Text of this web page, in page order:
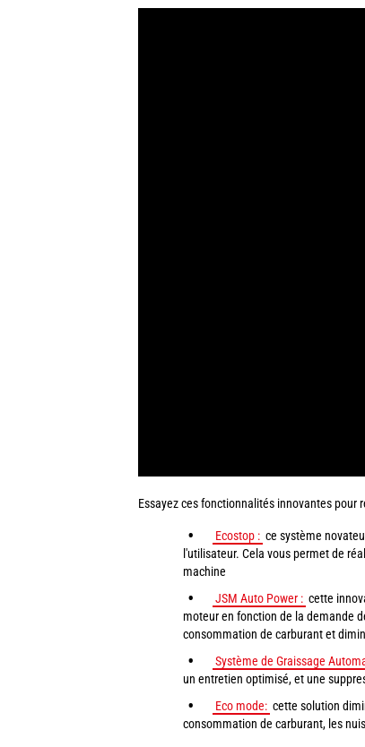
Essayez ces fonctionnalités innovantes pour
Ecostop : ce système
l'utilisateur. Cela vous permet de
machine
JSM Auto Power : cette
moteur en fonction de la demande
consommation de carburant et
Système de Graissage
un entretien optimisé, et une
Eco mode: cette solution
consommation de carburant, les